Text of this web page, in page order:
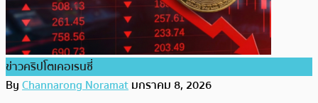
ข่าวคริปโตเคอเรนซี่
ByChannarong Noramatมกราคม 8, 2026